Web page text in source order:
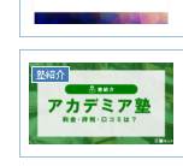
塾紹介